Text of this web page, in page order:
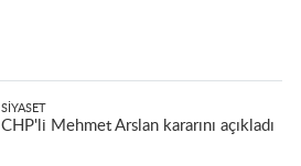
SIYASET
CHP'li Mehmet Arslan kararını açıkladı